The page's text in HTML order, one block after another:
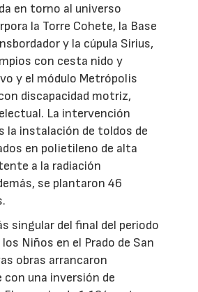
en torno al universo
la Torre Cohete, la Base
y la cúpula Sirius,
con cesta nido y
y el módulo Metrópolis
discapacidad motriz,
La intervención
la instalación de toldos de
en polietileno de alta
a la radiación
se plantaron 46
singular del final del periodo
los Niños en el Prado de San
obras arrancaron
una inversión de